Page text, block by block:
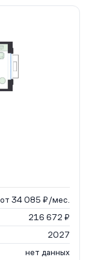
от 34 085 ₽/мес.
216 672 ₽
2027
нет данных